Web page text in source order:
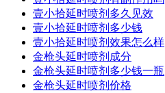
壹小拾延时喷剂多久见效
壹小拾延时喷剂多少钱
壹小拾延时喷剂效果怎么样
金枪头延时喷剂成分
金枪头延时喷剂多少钱一瓶
金枪头延时喷剂价格